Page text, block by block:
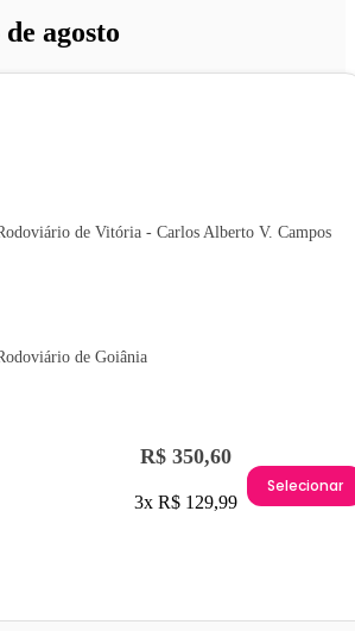
agosto
de Vitória - Carlos Alberto V. Campos
de Goiânia
R$ 350,60
3x R$ 129,99
Selecionar